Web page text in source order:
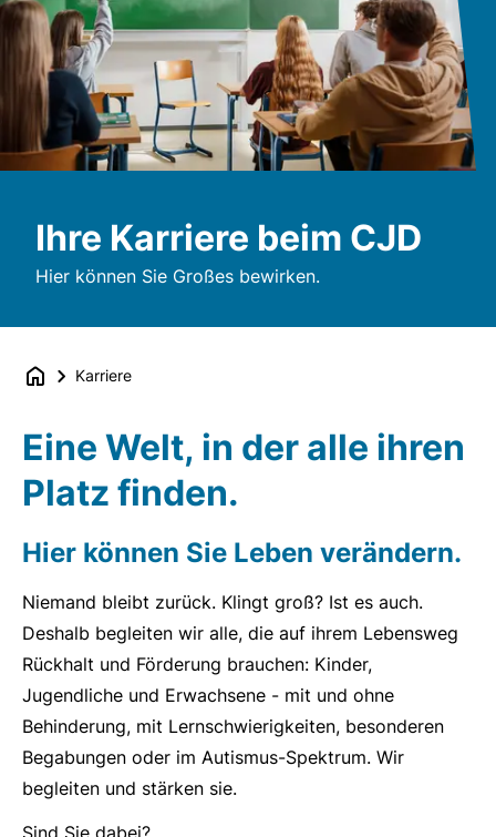
Ihre Karriere beim CJD
Hier können Sie Großes bewirken.
Karriere
Eine Welt, in der alle ihren
Platz finden.
Hier können Sie Leben verändern.
Niemand bleibt zurück. Klingt groß? Ist es auch.
Deshalb begleiten wir alle, die auf ihrem Lebensweg
Rückhalt und Förderung brauchen: Kinder,
Jugendliche und Erwachsene - mit und ohne
Behinderung, mit Lernschwierigkeiten, besonderen
Begabungen oder im Autismus-Spektrum. Wir
begleiten und stärken sie.
Sind Sie dabei?